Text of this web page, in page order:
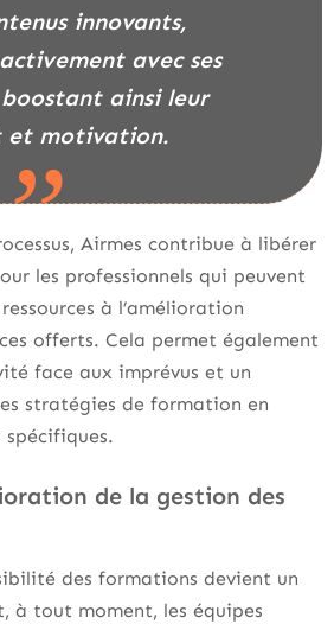
innovants,
avec ses
ainsi leur
et motivation.
Airmes contribue à libérer
les professionnels qui peuvent
à l’amélioration
offerts. Cela permet également
face aux imprévus et un
stratégies de formation en
de la gestion des
des formations devient un
à tout moment, les équipes